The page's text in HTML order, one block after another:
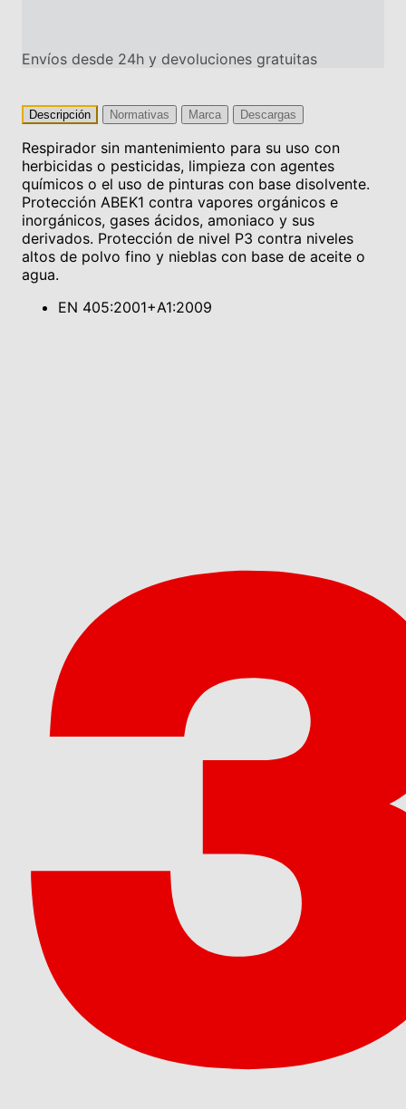
Envíos desde 24h y devoluciones gratuitas
Descripción Normativas Marca Descargas
Respirador sin mantenimiento para su uso con
herbicidas o pesticidas, limpieza con agentes
químicos o el uso de pinturas con base disolvente.
Protección ABEK1 contra vapores orgánicos e
inorgánicos, gases ácidos, amoniaco y sus
derivados. Protección de nivel P3 contra niveles
altos de polvo fino y nieblas con base de aceite o
agua.
EN 405:2001+A1:2009